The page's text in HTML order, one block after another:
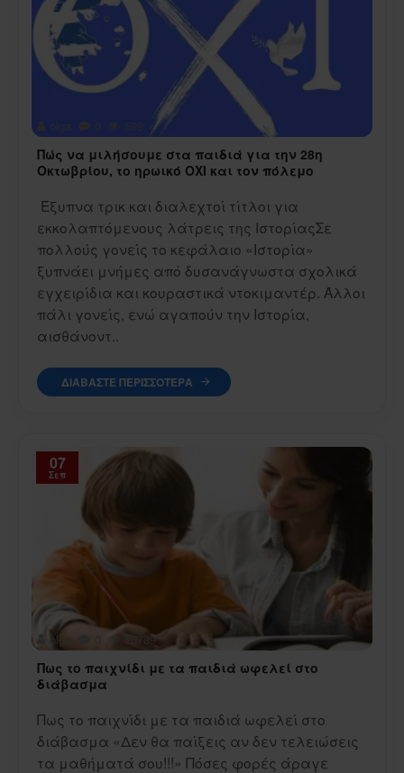
olga 0 599
Πώς να μιλήσουμε στα παιδιά για την 28η
Οκτωβρίου, το ηρωικό ΟΧΙ και τον πόλεμο
Έξυπνα τρικ και διαλεχτοί τίτλοι για
εκκολαπτόμενους λάτρεις της ΙστορίαςΣε
πολλούς γονείς το κεφάλαιο «Ιστορία»
ξυπνάει μνήμες από δυσανάγνωστα σχολικά
εγχειρίδια και κουραστικά ντοκιμαντέρ. Άλλοι
πάλι γονείς, ενώ αγαπούν την Ιστορία,
αισθάνοντ..
ΔΙΑΒΆΣΤΕ ΠΕΡΙΣΣΌΤΕΡΑ
07
Σεπ
olga 15789
Πως το παιχνίδι με τα παιδιά ωφελεί στο
διάβασμα
Πως το παιχνίδι με τα παιδιά ωφελεί στο
διάβασμα «Δεν θα παίξεις αν δεν τελειώσεις
τα μαθήματά σου!!!» Πόσες φορές άραγε